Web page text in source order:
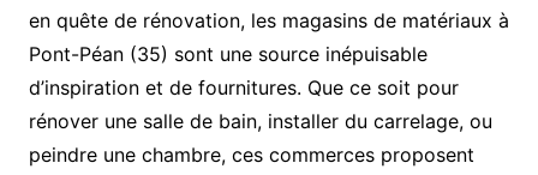
en quête de rénovation, les magasins de matériaux à
Pont-Péan (35) sont une source inépuisable
d’inspiration et de fournitures. Que ce soit pour
rénover une salle de bain, installer du carrelage, ou
peindre une chambre, ces commerces proposent